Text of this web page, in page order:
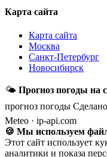
Карта сайта
Карта сайта
Москва
Санкт-Петербург
Новосибирск
🌤 Прогноз погоды на
прогноз погоды
Meteo · ip-api.com
🍪 Мы используем
Этот сайт использует
аналитики и показа